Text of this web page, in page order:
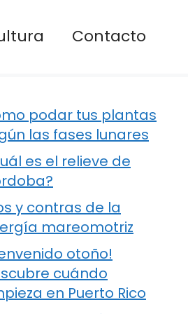
Contacto
podar tus plantas
las fases lunares
es el relieve de
y contras de la
mareomotriz
otoño!
cuándo
en Puerto Rico